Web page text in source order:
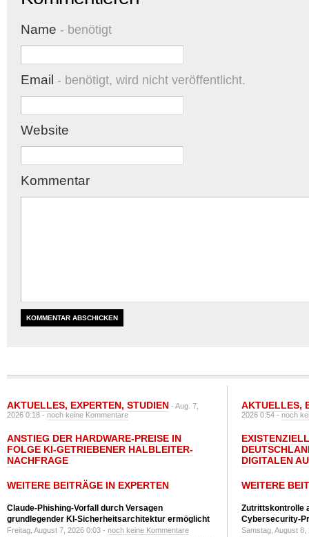
Name - benötigt
Email - benötigt, wird nicht veröffentlicht.
Website
Kommentar
AKTUELLES, EXPERTEN, STUDIEN - Aug. 7,
2026 0:18 -noch keine Kommentare
ANSTIEG DER HARDWARE-PREISE IN
FOLGE KI-GETRIEBENER HALBLEITER-
NACHFRAGE
WEITERE BEITRÄGE IN EXPERTEN
Claude-Phishing-Vorfall durch Versagen
grundlegender KI-Sicherheitsarchitektur ermöglicht
Freitag, August 7, 2026 0:03 - noch keine Kommentare
AKTUELLES,
2026 0:54 -noch
DIGITALEN
WEITERE
Zutrittskontrolle
Cybersecurity-
Samstag, August